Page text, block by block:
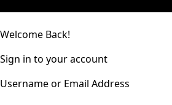
Welcome Back!
Sign in to your account
Username or Email Address